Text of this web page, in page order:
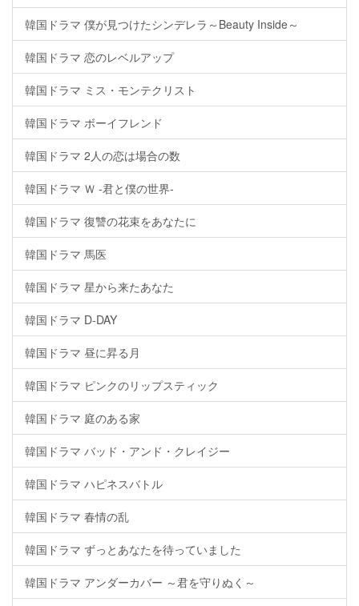
韓国ドラマ 僕が見つけたシンデレラ～Beauty Inside～
韓国ドラマ 恋のレベルアップ
韓国ドラマ ミス・モンテクリスト
韓国ドラマ ボーイフレンド
韓国ドラマ 2人の恋は場合の数
韓国ドラマ Ｗ -君と僕の世界-
韓国ドラマ 復讐の花束をあなたに
韓国ドラマ 馬医
韓国ドラマ 星から来たあなた
韓国ドラマ D-DAY
韓国ドラマ 昼に昇る月
韓国ドラマ ピンクのリップスティック
韓国ドラマ 庭のある家
韓国ドラマ バッド・アンド・クレイジー
韓国ドラマ ハピネスバトル
韓国ドラマ 春情の乱
韓国ドラマ ずっとあなたを待っていました
韓国ドラマ アンダーカバー ～君を守りぬく～